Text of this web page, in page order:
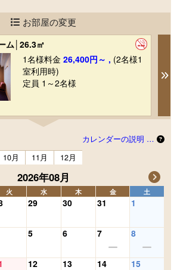
お部屋の変更
ム│26.3㎡
1名様料金 26,400円～ , (2名様1
室利用時)
定員 1～2名様
カレンダーの説明 …
10月 11月 12月
2026年08月
火 水 木 金 土
29 30 31 1
5 6 7 8
12 13 14 15